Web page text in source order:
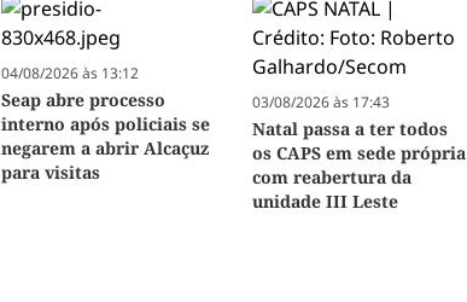
04/08/2026 às 13:12
Seap abre processo
interno após policiais se
negarem a abrir Alcaçuz
para visitas
03/08/2026 às 17:43
Natal passa a ter todos
os CAPS em sede própria
com reabertura da
unidade III Leste